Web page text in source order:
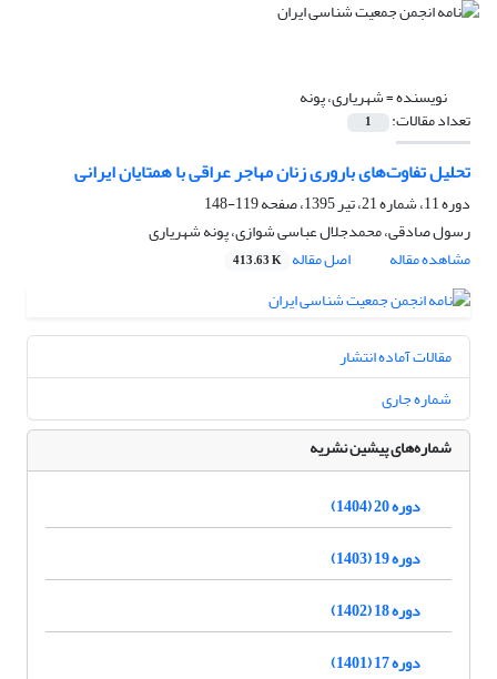
نویسنده =شهریاری، پونه
تعداد مقالات: 1
تحلیل تفاوت‌های باروری زنان مهاجر عراقی با همتایان ایرانی
دوره 11، شماره 21، تیر 1395، صفحه
119-148
رسول صادقی، محمدجلال عباسی شوازی، پونه شهریاری
مشاهده مقاله
اصل مقاله 413.63 K
مقالات آماده انتشار
شماره جاری
شماره‌های پیشین نشریه
دوره 20 (1404)
دوره 19 (1403)
دوره 18 (1402)
دوره 17 (1401)